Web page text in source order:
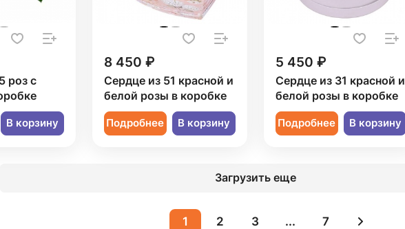
роз с
В корзину
8 450 ₽
Сердце из 51 красной и
белой розы в коробке
Подробнее В корзину
5 450 ₽
Сердце из 31 красной и
белой розы в коробке
Подробнее В корзину
Загрузить еще
1 2 3 ... 7